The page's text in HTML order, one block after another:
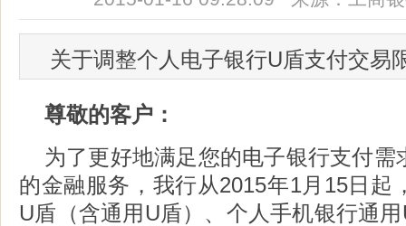
关于调整个人电子银行U盾支付交易
尊敬的客户：
为了更好地满足您的电子银行支付需
的金融服务，我行从2015年1月15日起
U盾（含通用U盾）、个人手机银行通